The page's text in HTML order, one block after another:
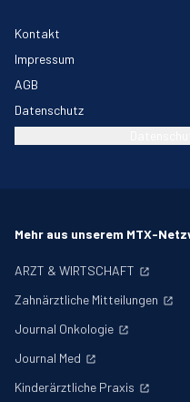
Kontakt
Impressum
AGB
Datenschutz
Mehr aus unserem MTX-
ARZT & WIRTSCHAFT
Zahnärztliche Mitteilungen
Journal Onkologie
Journal Med
Kinderärztliche Praxis